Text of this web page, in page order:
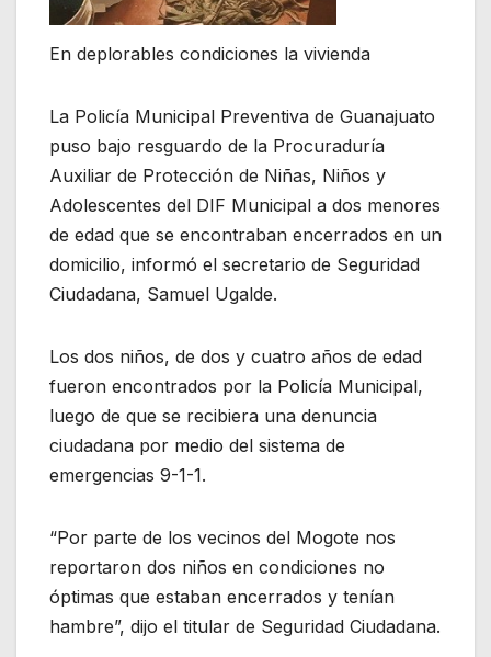
En deplorables condiciones la vivienda
La Policía Municipal Preventiva de Guanajuato
puso bajo resguardo de la Procuraduría
Auxiliar de Protección de Niñas, Niños y
Adolescentes del DIF Municipal a dos menores
de edad que se encontraban encerrados en un
domicilio, informó el secretario de Seguridad
Ciudadana, Samuel Ugalde.
Los dos niños, de dos y cuatro años de edad
fueron encontrados por la Policía Municipal,
luego de que se recibiera una denuncia
ciudadana por medio del sistema de
emergencias 9-1-1.
“Por parte de los vecinos del Mogote nos
reportaron dos niños en condiciones no
óptimas que estaban encerrados y tenían
hambre”, dijo el titular de Seguridad Ciudadana.